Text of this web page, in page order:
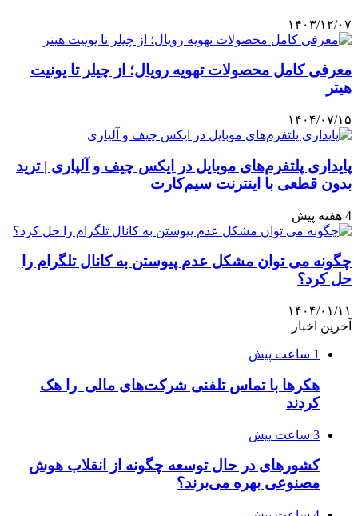
۱۴۰۳/۱۲/۰۷
معرفی کامل محصولات تهویه رویال؛ از چیلر تا یونیت
هیتر
۱۴۰۴/۰۷/۱۵
پایداری پلتفرم‌های موبایل در ایکس چیف و آلپاری | ترید
بدون قطعی با اینترنت سیم‌کارت
4 هفته پیش
چگونه می توان مشکل عدم پیوستن به کانال تلگرام را
حل کرد؟
۱۴۰۴/۰۱/۱۱
آخرین اخبار
1 ساعت پیش
هکرها با تماس تلفنی شرکت‌های مالی را هک
کردند
3 ساعت پیش
کشورهای در حال توسعه چگونه از انقلاب هوش
مصنوعی بهره می‌برند؟